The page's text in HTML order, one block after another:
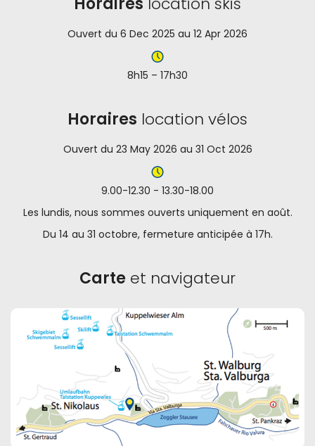
Ouvert du 6 Dec 2025 au 12 Apr 2026
8h15 – 17h30
Horaires location vélos
Ouvert du 23 May 2026 au 31 Oct 2026
9.00-12.30 - 13.30-18.00
Les lundis, nous sommes ouverts uniquement en août.
Du 14 au 31 octobre, fermeture anticipée à 17h.
Carte et navigateur